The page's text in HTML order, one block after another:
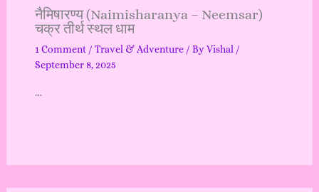
नैमिषारण्य (Naimisharanya – Neemsar)
चक्र तीर्थ स्थल धाम
1 Comment / Travel & Adventure/ ByVishal /
September 8, 2025
…